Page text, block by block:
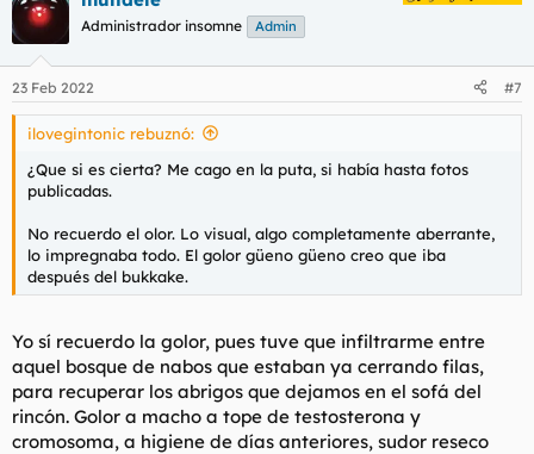
i
e
s
Administrador insomne Admin
23 Feb 2022 #7
ilovegintonic rebuznó:
¿Que si es cierta? Me cago en la puta, si había hasta fotos
publicadas.
No recuerdo el olor. Lo visual, algo completamente aberrante,
lo impregnaba todo. El golor güeno güeno creo que iba
después del bukkake.
Yo sí recuerdo la golor, pues tuve que infiltrarme entre
aquel bosque de nabos que estaban ya cerrando filas,
para recuperar los abrigos que dejamos en el sofá del
rincón. Golor a macho a tope de testosterona y
cromosoma, a higiene de días anteriores, sudor reseco